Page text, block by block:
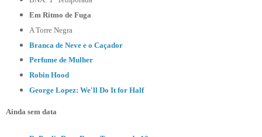
Em Ritmo de Fuga
A Torre Negra
Branca de Neve e o Caçador
Perfume de Mulher
Robin Hood
George Lopez: We'll Do It for Half
Ainda sem data